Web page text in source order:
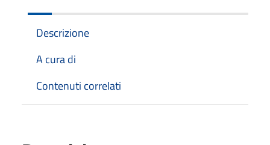
Descrizione
A cura di
Contenuti correlati